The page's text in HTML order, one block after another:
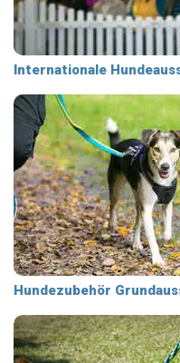
Internationale
Hundezubehör